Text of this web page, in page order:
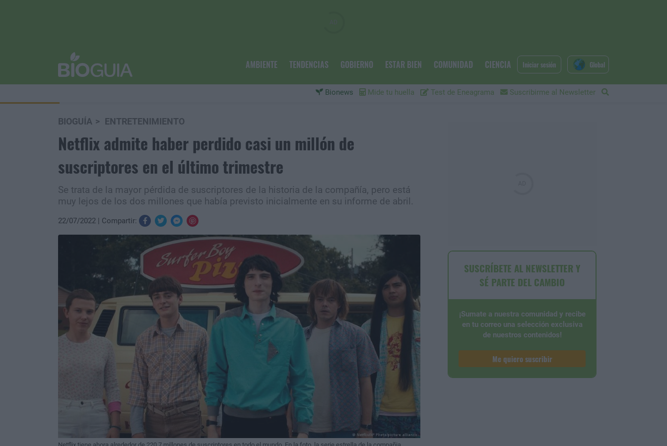
AMBIENTE TENDENCIAS GOBIERNO ESTAR BIEN COMUNIDAD CIENCIA
Bionews Mide tu huella Test de Eneagrama Suscribirme al Newsletter
Iniciar sesión Global
BIOGUÍA ENTRETENIMIENTO
Netflix admite haber perdido casi un millón de
suscriptores en el último trimestre
Se trata de la mayor pérdida de suscriptores de la historia de la compañía, pero está
muy lejos de los dos millones que había previsto inicialmente en su informe de abril.
22/07/2022 Compartir:
SUSCRÍBETE AL NEWSLETTER Y
SÉ PARTE DEL CAMBIO
¡Sumate a nuestra comunidad y recibe
en tu correo una selección exclusiva
de nuestros contenidos!
Me quiero suscribir